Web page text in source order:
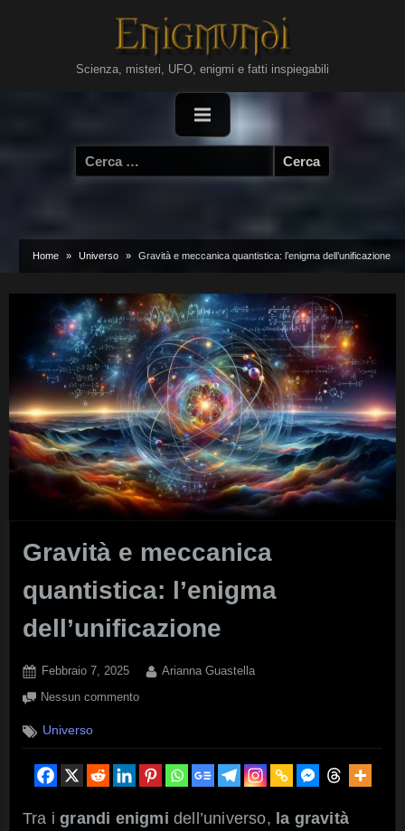
Scienza, misteri, UFO, enigmi e fatti inspiegabili
Ricerca
per:
Home Universo Gravità e meccanica quantistica: l’enigma dell’unificazione
Gravità e meccanica
quantistica: l’enigma
dell’unificazione
Posted
on
Febbraio 7, 2025 By
Arianna Guastella
Nessun commentosu
meccanica
quantistica:
l’enigma
dell’unificazione
Universo
Tra igrandi enigmi dell’universo, la gravità